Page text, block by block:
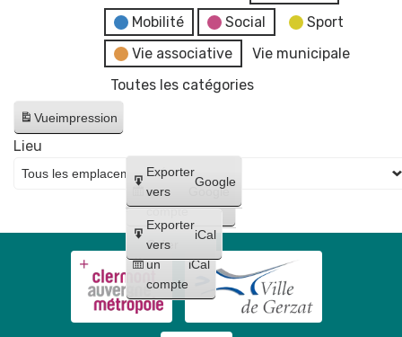
Mobilité
Social
Sport
Vie associative
Vie municipale
Toutes les catégories
Vueimpression
Créer
un
compte
Google
Créer
un
compte
iCal
Exporter
vers
Google
Exporter
vers
iCal
Lieu